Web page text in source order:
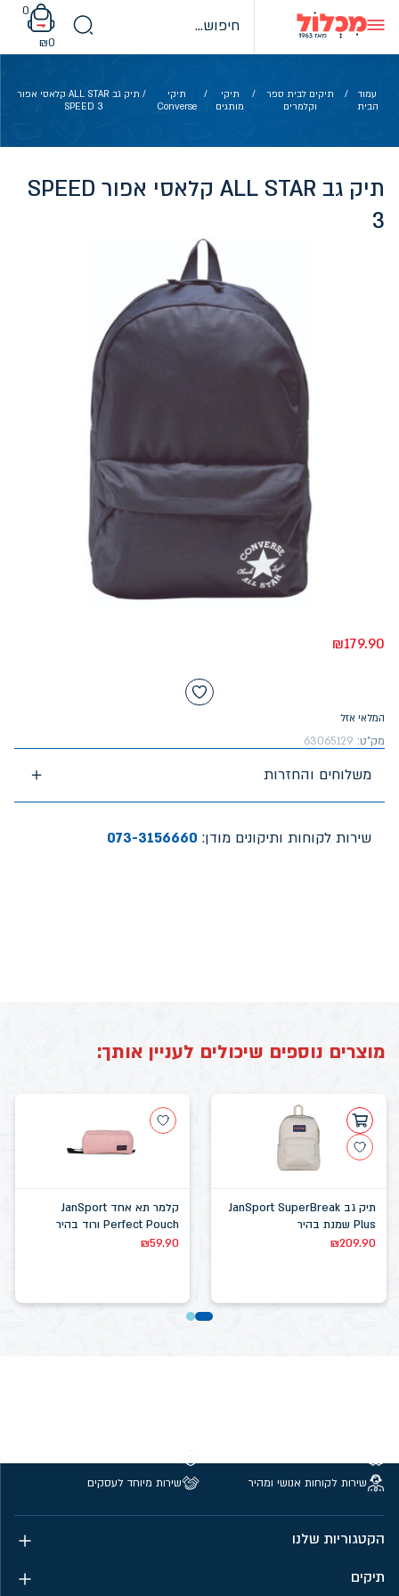
content
0
₪0
עמוד
הבית
/
תיקים לבית ספר
וקלמרים
/
תיקי
מותגים
/
תיקי
Converse
/ תיק גב ALL STAR קלאסי אפור
SPEED 3
תיק גב ALL STAR קלאסי אפור SPEED
3
₪179.90
המלאי אזל
מק"ט: 63065129
משלוחים והחזרות
שירות לקוחות ותיקונים מודן: 073-3156660
מוצרים נוספים שיכולים לעניין אותך:
תיק גב JanSport SuperBreak
Plus שמנת בהיר
₪209.90
קלמר תא אחד JanSport
Perfect Pouch ורוד בהיר
₪59.90
שירות לקוחות אנושי ומהיר
שירות מיוחד לעסקים
הקטגוריות שלנו
תיקים